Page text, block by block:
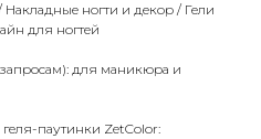
Накладные ногти и декор / Гели
для ногтей
для маникюра и
паутинки ZetColor: